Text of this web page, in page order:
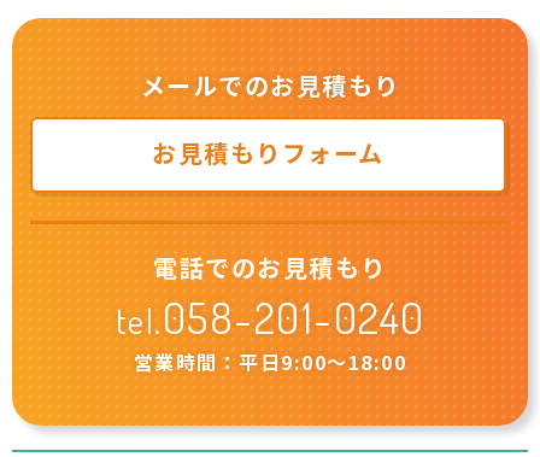
メールでのお見積もり
お見積もりフォーム
電話でのお見積もり
tel.058-201-0240
営業時間：平日9:00〜18:00